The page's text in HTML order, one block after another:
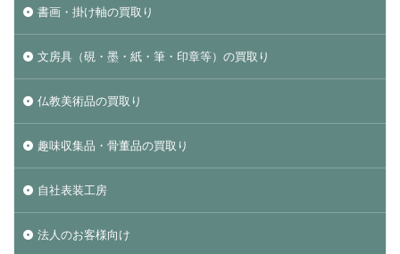
書画・掛け軸の買取り
文房具（硯・墨・紙・筆・印章等）の買取り
仏教美術品の買取り
趣味収集品・骨董品の買取り
自社表装工房
法人のお客様向け